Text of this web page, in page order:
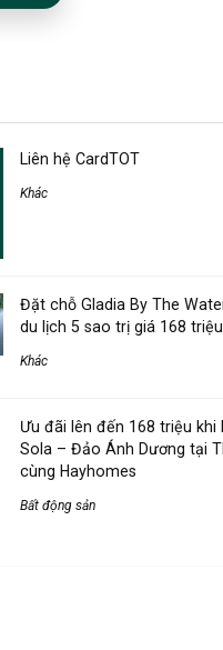
Liên hệ CardTOT
Khác
Đặt chỗ Gladia By The
du lịch 5 sao trị giá 168
Khác
Ưu đãi lên đến 168 triệu khi
Sola – Đảo Ánh Dương tại
cùng Hayhomes
Bất động sản